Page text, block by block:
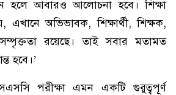
হলে আবারও আলোচনা হবে। শিক্ষা
এখানে অভিভাবক, শিক্ষার্থী, শিক্ষক,
রয়েছে। তাই সবার মতামত
হবে।’
পরীক্ষা এমন একটি গুরুত্বপূর্ণ